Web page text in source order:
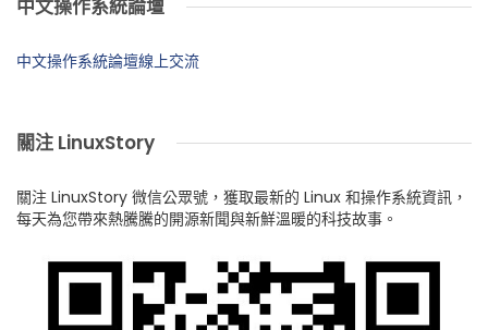
中文操作系統論壇
中文操作系統論壇線上交流
關注 LinuxStory
關注 LinuxStory 微信公眾號，獲取最新的 Linux 和操作系統資訊，
每天為您帶來熱騰騰的開源新聞與新鮮溫暖的科技故事。